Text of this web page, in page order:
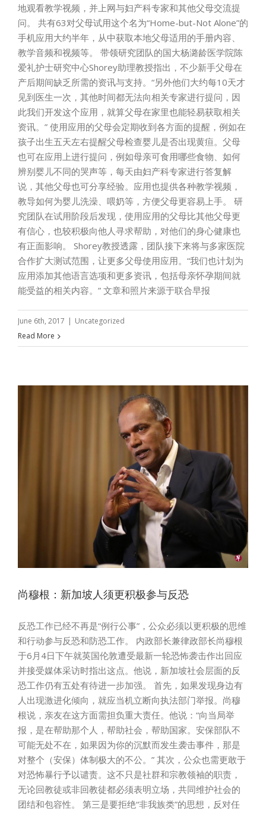
地观看教学视频，并上网与妇产科专家和其他父母交流提
问。 共有63对父母试用这个名为“Home-but-Not Alone”的
手机应用大约半年，从中获取本地父母适用的手册内容、
教学音频和视频等。 带领研究团队的国大杨潞龄医学院陈
爱礼护士研究中心Shorey助理教授指出，不少新手父母在
产后期间缺乏所需的资讯与支持。“另外他们大约每10天才
见到医生一次，其他时间都无法向相关专家进行提问，因
此我们开发这个应用，就算父母在家里也能轻易获取相关
资讯。” 使用应用的父母会定期收到各方面的提醒，例如在
孩子出生五天左右提醒父母检查婴儿是否出现黄疸。父母
也可在应用上进行提问，例如母亲可食用哪些食物、如何
辨别婴儿不同的哭声等，每天由妇产科专家进行答复解
说，其他父母也可分享经验。应用也提供各种教学视频，
教导如何为婴儿洗澡、喂奶等，方便父母更容易上手。 研
究团队在试用阶段后发现，使用应用的父母比其他父母更
有信心，也较积极向他人寻求帮助，对他们的身心健康也
有正面影响。 Shorey教授透露，团队接下来将与多家医院
合作扩大测试范围，让更多父母使用应用。“我们也计划为
应用添加其他语言选项和更多资讯，包括母亲怀孕期间就
能受益的相关内容。” 文章和照片来源于联合早报
June 6th, 2017 | Uncategorized
Read More
尚穆根：新加坡人须更积极参与反恐
反恐工作已经不再是“例行公事”，公众必须以更积极的思维
和行动参与反恐和防恐工作。 内政部长兼律政部长尚穆根
于6月4日下午就英国伦敦遭受最新一轮恐怖袭击作出回应
并接受媒体采访时指出这点。他说，新加坡社会层面的反
恐工作仍有五处有待进一步加强。 首先，如果发现身边有
人出现激进化倾向，就应当机立断向执法部门举报。尚穆
根说，亲友在这方面需担负重大责任。他说：“向当局举
报，是在帮助那个人，帮助社会，帮助国家。安保部队不
可能无处不在，如果因为你的沉默而发生袭击事件，那是
对整个（安保）体制极大的不公。” 其次，公众也需更敢于
对恐怖暴行予以谴责。这不只是社群和宗教领袖的职责，
无论回教徒或非回教徒都必须表明立场，共同维护社会的
团结和包容性。 第三是要拒绝“非我族类”的思想，反对任